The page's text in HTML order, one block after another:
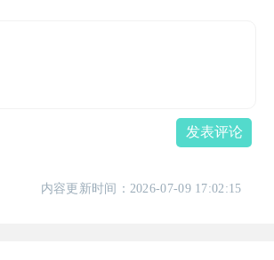
发表评论
内容更新时间：2026-07-09 17:02:15